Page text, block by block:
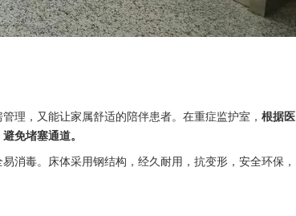
理，又能让家属舒适的陪伴患者。在重症监护室， 根据医
免堵塞通道。
消毒。床体采用钢结构，经久耐用，抗变形，安全环保，